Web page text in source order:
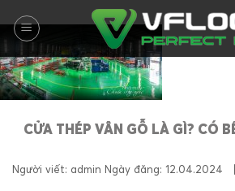
to
content
CỬA THÉP VÂN GỖ LÀ GÌ? CÓ
Người viết: admin Ngày đăng: 12.04.2024